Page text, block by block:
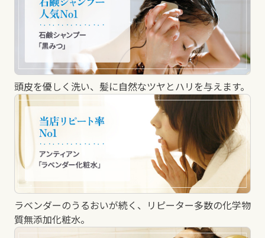
頭皮を優しく洗い、髪に自然なツヤとハリを与えます。
ラベンダーのうるおいが続く、リピーター多数の化学物
質無添加化粧水。